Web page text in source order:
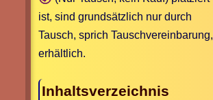
ist, sind grundsätzlich nur durch
Tausch, sprich Tauschvereinbarung,
erhältlich.
Inhaltsverzeichnis